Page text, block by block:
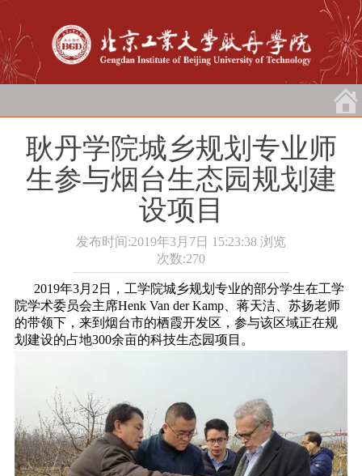
耿丹学院城乡规划专业师
生参与烟台生态园规划建
设项目
发布时间:2019年3月7日 15:23:38 浏览
次数:270
2019年3月2日，工学院城乡规划专业的部分学生在工学
院学术委员会主席Henk Van der Kamp、蒋天洁、苏扬老师
的带领下，来到烟台市的栖霞开发区，参与该区域正在规
划建设的占地300余亩的科技生态园项目。